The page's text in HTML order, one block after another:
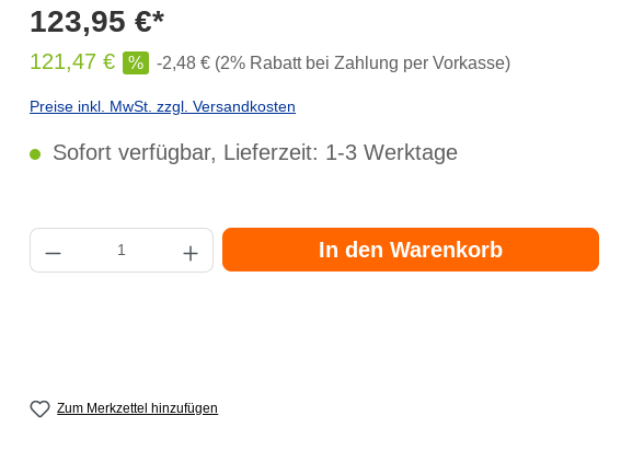
123,95 €*
121,47 € % -2,48 € (2% Rabatt bei Zahlung per Vorkasse)
Preise inkl. MwSt. zzgl. Versandkosten
Sofort verfügbar, Lieferzeit: 1-3 Werktage
Produkt Anzahl: Gib den gewünschten Wert ein oder benutze die Schaltflächen um die Anzahl zu
In den Warenkorb
Zum Merkzettel hinzufügen